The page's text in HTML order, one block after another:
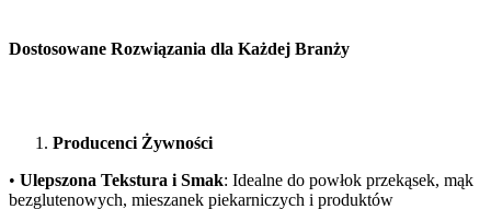
Dostosowane Rozwiązania dla Każdej Branży
Producenci Żywności
• Ulepszona Tekstura i Smak: Idealne do powłok przekąsek, mąk
bezglutenowych, mieszanek piekarniczych i produktów